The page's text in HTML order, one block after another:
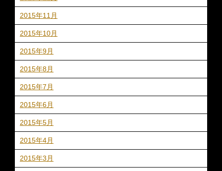
2015年11月
2015年10月
2015年9月
2015年8月
2015年7月
2015年6月
2015年5月
2015年4月
2015年3月